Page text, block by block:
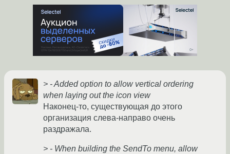
> - Added option to allow vertical ordering
when laying out the icon view
Наконец-то, существующая до этого
организация слева-направо очень
раздражала.
> - When building the SendTo menu, allow